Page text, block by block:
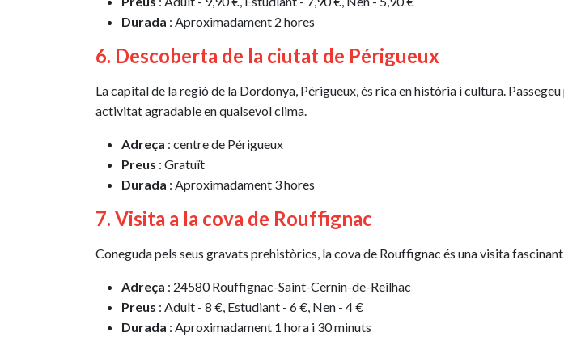
Durada : Aproximadament 2 hores
6. Descoberta de la ciutat de Périgueux
La capital de la regió de la Dordonya, Périgueux, és rica en història i cultura.
activitat agradable en qualsevol clima.
Adreça : centre de Périgueux
Preus : Gratuït
Durada : Aproximadament 3 hores
7. Visita a la cova de Rouffignac
Coneguda pels seus gravats prehistòrics, la cova de Rouffignac és una visita
Adreça : 24580 Rouffignac-Saint-Cernin-de-Reilhac
Preus : Adult - 8 €, Estudiant - 6 €, Nen - 4 €
Durada : Aproximadament 1 hora i 30 minuts